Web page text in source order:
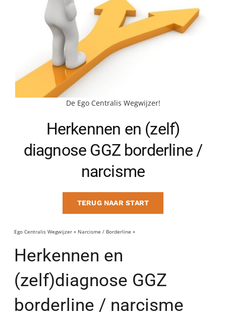
MAAK AFSPRAAK
De Ego Centralis Wegwijzer!
Herkennen en (zelf)
diagnose GGZ borderline /
narcisme
TERUG NAAR START
Ego Centralis Wegwijzer» Narcisme / Borderline »
Herkennen en
(zelf)diagnose GGZ
borderline / narcisme